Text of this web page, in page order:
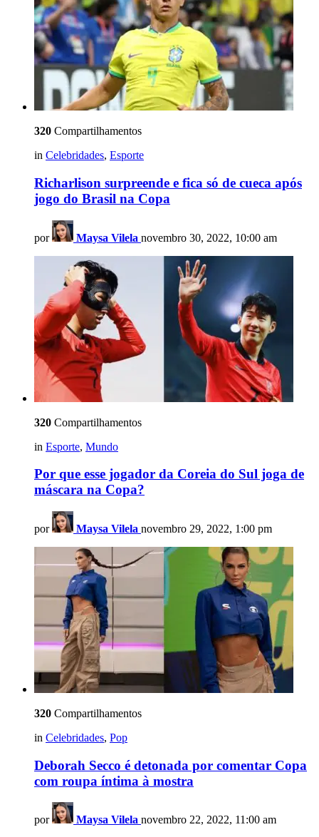
320 Compartilhamentos
in Celebridades, Esporte
Richarlison surpreende e fica só de cueca após
jogo do Brasil na Copa
por Maysa Vilela novembro 30, 2022, 10:00 am
320 Compartilhamentos
in Esporte, Mundo
Por que esse jogador da Coreia do Sul joga de
máscara na Copa?
por Maysa Vilela novembro 29, 2022, 1:00 pm
320 Compartilhamentos
in Celebridades, Pop
Deborah Secco é detonada por comentar Copa
com roupa íntima à mostra
por Maysa Vilela novembro 22, 2022, 11:00 am